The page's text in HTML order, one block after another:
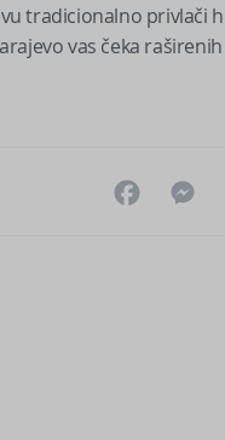
tradicionalno privlači
vas čeka raširenih